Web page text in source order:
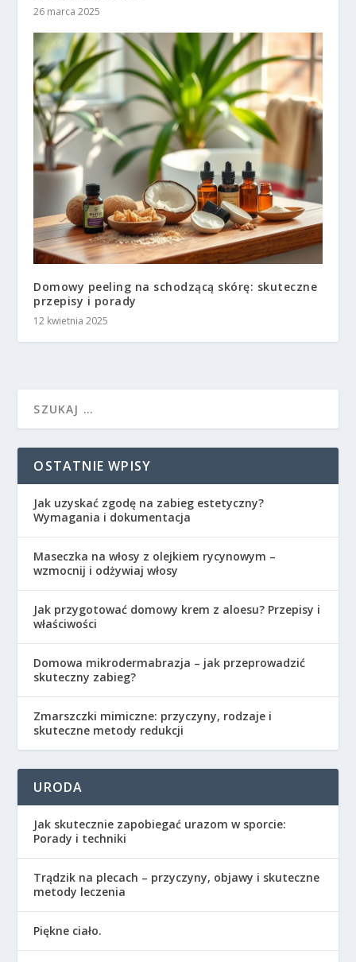
26 marca 2025
Domowy peeling na schodzącą skórę: skuteczne
przepisy i porady
12 kwietnia 2025
OSTATNIE WPISY
Jak uzyskać zgodę na zabieg estetyczny?
Wymagania i dokumentacja
Maseczka na włosy z olejkiem rycynowym –
wzmocnij i odżywiaj włosy
Jak przygotować domowy krem z aloesu? Przepisy i
właściwości
Domowa mikrodermabrazja – jak przeprowadzić
skuteczny zabieg?
Zmarszczki mimiczne: przyczyny, rodzaje i
skuteczne metody redukcji
URODA
Jak skutecznie zapobiegać urazom w sporcie:
Porady i techniki
Trądzik na plecach – przyczyny, objawy i skuteczne
metody leczenia
Piękne ciało.